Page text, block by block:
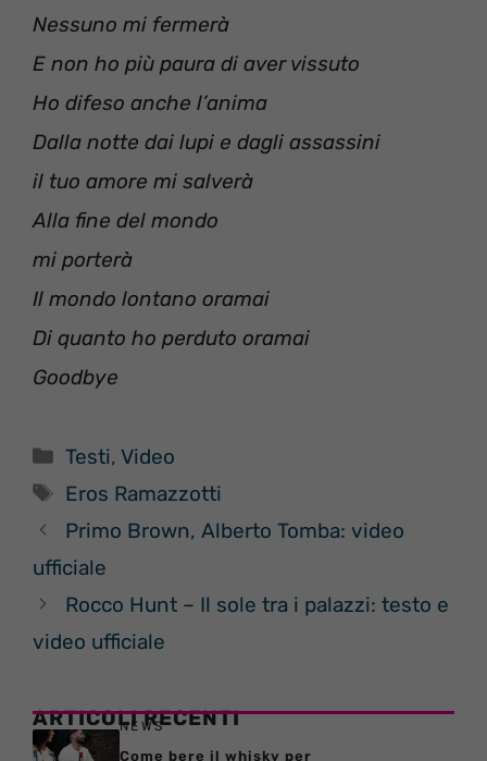
Nessuno mi fermerà
E non ho più paura di aver vissuto
Ho difeso anche l’anima
Dalla notte dai lupi e dagli assassini
il tuo amore mi salverà
Alla fine del mondo
mi porterà
Il mondo lontano oramai
Di quanto ho perduto oramai
Goodbye
Categorie
Testi,Video
Tag
Eros Ramazzotti
Primo Brown, Alberto Tomba: video
ufficiale
Rocco Hunt – Il sole tra i palazzi: testo e
video ufficiale
ARTICOLI RECENTI
NEWS
Come bere il whisky per